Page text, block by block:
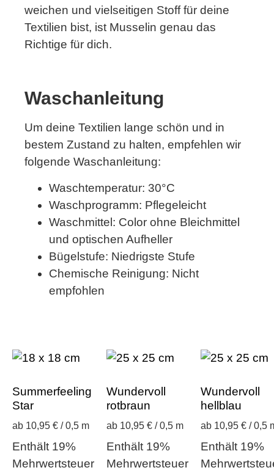
weichen und vielseitigen Stoff für deine
Textilien bist, ist Musselin genau das
Richtige für dich.
Waschanleitung
Um deine Textilien lange schön und in
bestem Zustand zu halten, empfehlen wir
folgende Waschanleitung:
Waschtemperatur: 30°C
Waschprogramm: Pflegeleicht
Waschmittel: Color ohne Bleichmittel
und optischen Aufheller
Bügelstufe: Niedrigste Stufe
Chemische Reinigung: Nicht
empfohlen
Summerfeeling
Star
ab 10,95 € / 0,5 m
Enthält 19%
Mehrwertsteuer
Wundervoll
rotbraun
ab 10,95 € / 0,5 m
Enthält 19%
Mehrwertsteuer
Wundervoll
hellblau
ab 10,95 € / 0,5
Enthält 19%